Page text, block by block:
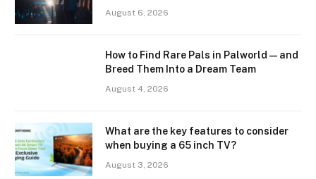
August 6, 2026
How to Find Rare Pals in Palworld — and
Breed Them Into a Dream Team
August 4, 2026
What are the key features to consider
when buying a 65 inch TV?
August 3, 2026